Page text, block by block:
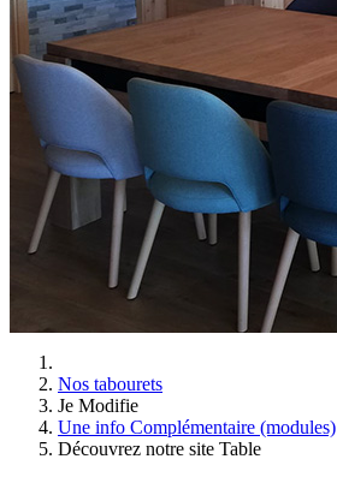
Nos tabourets
Je Modifie
Une info Complémentaire (modules)
Découvrez notre site Table